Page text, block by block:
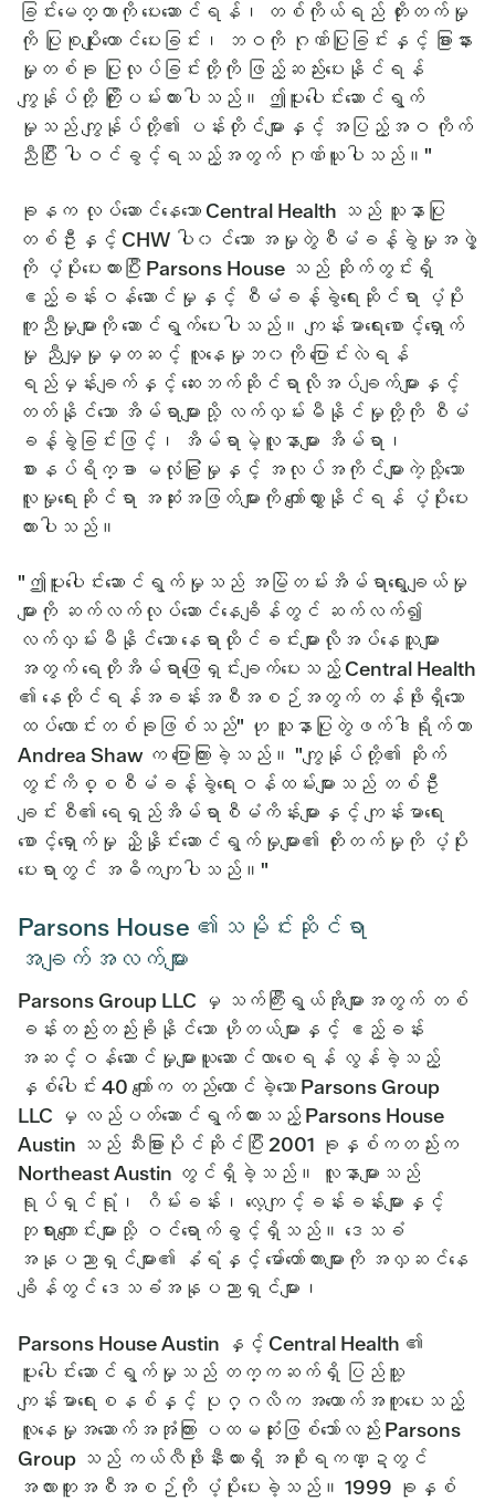
ခြင်းမေတ္တာကို ပေးဆောင်ရန်၊ တစ်ကိုယ်ရည် တိုးတက်မှု
ကို ပြုစုပျိုးထောင်ပေးခြင်း၊ ဘဝကို ဂုဏ်ပြုခြင်းနှင့် ခြားနား
မှုတစ်ခု ပြုလုပ်ခြင်းတို့ကို ဖြည့်ဆည်းပေးနိုင်ရန်
ကျွန်ုပ်တို့ ကြိုးပမ်းထားပါသည်။ ဤပူးပေါင်းဆောင်ရွက်
မှုသည် ကျွန်ုပ်တို့၏ ပန်းတိုင်များနှင့် အပြည့်အဝ ကိုက်
ညီပြီး ပါဝင်ခွင့်ရသည့်အတွက် ဂုဏ်ယူပါသည်။"
ခုနက လုပ်ဆောင်နေသော Central Health သည် သူနာပြု
တစ်ဦးနှင့် CHW ပါ၀င်သော အမှုတွဲစီမံခန့်ခွဲမှုအဖွဲ့
ကို ပံ့ပိုးပေးထားပြီး Parsons House သည် ဆိုက်တွင်းရှိ
ဧည့်ခန်းဝန်ဆောင်မှုနှင့် စီမံခန့်ခွဲရေးဆိုင်ရာ ပံ့ပိုး
ကူညီမှုများကို ဆောင်ရွက်ပေးပါသည်။ ကျန်းမာရေးစောင့်ရှောက်
မှု ညီမျှမှုမှတဆင့် လူနေမှုဘ၀ကို ပြောင်းလဲရန်
ရည်မှန်းချက်နှင့် ဆေးဘက်ဆိုင်ရာလိုအပ်ချက်များနှင့်
တတ်နိုင်သော အိမ်ရာများသို့ လက်လှမ်းမီနိုင်မှုတို့ကို စီမံ
ခန့်ခွဲခြင်းဖြင့်၊ အိမ်ရာမဲ့လူနာများ အိမ်ရာ၊
စားနပ်ရိက္ခာ မလုံခြုံမှုနှင့် အလုပ်အကိုင်များကဲ့သို့သော
လူမှုရေးဆိုင်ရာ အဆုံးအဖြတ်များကို ကျော်လွှားနိုင်ရန် ပံ့ပိုးပေး
ထားပါသည်။
"ဤပူးပေါင်းဆောင်ရွက်မှုသည် အမြဲတမ်းအိမ်ရာရွေးချယ်မှု
များကို ဆက်လက်လုပ်ဆောင်နေချိန်တွင် ဆက်လက်၍
လက်လှမ်းမီနိုင်သော နေရာထိုင်ခင်းများလိုအပ်နေသူများ
အတွက် ရေတိုအိမ်ရာဖြေရှင်းချက်ပေးသည့် Central Health
၏ နေထိုင်ရန်အခန်းအစီအစဉ်အတွက် တန်ဖိုးရှိသော
ထပ်လောင်းတစ်ခုဖြစ်သည်" ဟု သူနာပြုတွဲဖက်ဒါရိုက်တာ
Andrea Shaw က ပြောကြားခဲ့သည်။ "ကျွန်ုပ်တို့၏ ဆိုက်
တွင်းကိစ္စစီမံခန့်ခွဲရေးဝန်ထမ်းများသည် တစ်ဦး
ချင်းစီ၏ ရေရှည်အိမ်ရာစီမံကိန်းများနှင့် ကျန်းမာရေး
စောင့်ရှောက်မှု ညှိနှိုင်းဆောင်ရွက်မှုများ၏ တိုးတက်မှုကို ပံ့ပိုး
ပေးရာတွင် အဓိကကျပါသည်။"
Parsons House ၏သမိုင်းဆိုင်ရာ
အချက်အလက်များ
Parsons Group LLC မှ သက်ကြီးရွယ်အိုများအတွက် တစ်
ခန်းတည်းတည်းခိုနိုင်သော ဟိုတယ်များနှင့် ဧည့်ခန်း
အဆင့်ဝန်ဆောင်မှုများယူဆောင်လာစေရန် လွန်ခဲ့သည့်
နှစ်ပေါင်း 40 ကျော်က တည်ထောင်ခဲ့သော Parsons Group
LLC မှ လည်ပတ်ဆောင်ရွက်ထားသည့် Parsons House
Austin သည် သီးခြားပိုင်ဆိုင်ပြီး 2001 ခုနှစ်ကတည်းက
Northeast Austin တွင်ရှိခဲ့သည်။ လူနာများသည်
ရုပ်ရှင်ရုံ၊ ဂိမ်းခန်း၊ လေ့ကျင့်ခန်းခန်းများနှင့်
ဘုရားကျောင်းများသို့ ဝင်ရောက်ခွင့်ရှိသည်။ ဒေသခံ
အနုပညာရှင်များ၏ နံရံနှင့် မော်တော်ကားများကို အလှဆင်နေ
ချိန်တွင် ဒေသခံအနုပညာရှင်များ၊
Parsons House Austin နှင့် Central Health ၏
ပူးပေါင်းဆောင်ရွက်မှုသည် တက္ကဆက်ရှိ ပြည်သူ့
ကျန်းမာရေးစနစ်နှင့် ပုဂ္ဂလိက အထောက်အကူပေးသည့်
လူနေမှုအဆောက်အအုံကြား ပထမဆုံးဖြစ်သော်လည်း Parsons
Group သည် ကယ်လီဖိုးနီးယားရှိ အစိုးရကဏ္ဍတွင်
အလားတူအစီအစဉ်ကို ပံ့ပိုးပေးခဲ့သည်။ 1999 ခုနှစ်